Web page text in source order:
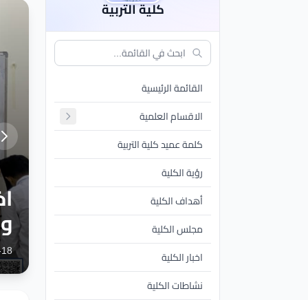
كلية التربية
القائمة الرئيسية
الاقسام العلمية
كلمة عميد كلية التربية
رؤية الكلية
أهداف الكلية
مجلس الكلية
اخبار الكلية
نشاطات الكلية